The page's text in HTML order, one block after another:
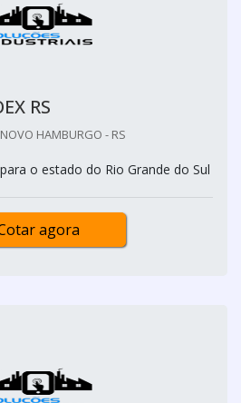
RS
HAMBURGO - RS
o estado do Rio Grande do Sul
agora